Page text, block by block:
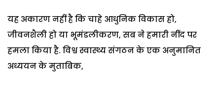
यह अकारण नहीं है कि चाहे आधुनिक विकास हो,
जीवनशैली हो या भूमंडलीकरण, सब ने हमारी नींद पर
हमला किया है. विश्व स्वास्थ्य संगठन के एक अनुमानित
अध्ययन के मुताबिक,